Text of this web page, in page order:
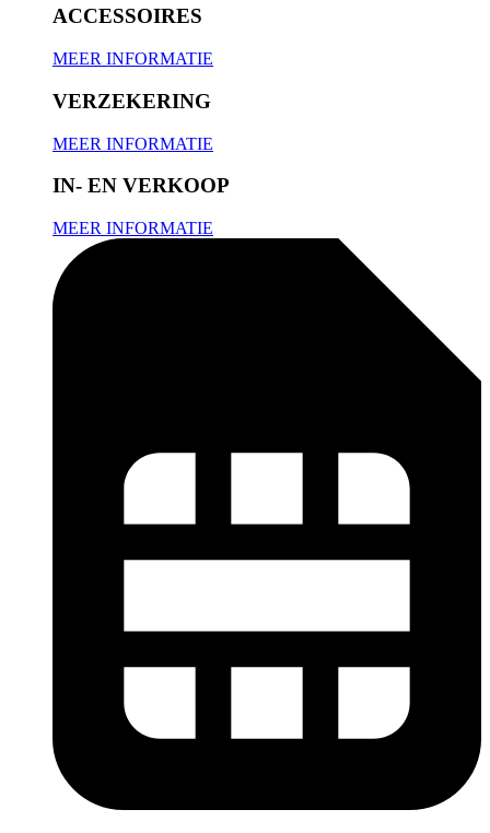
ACCESSOIRES
MEER INFORMATIE
VERZEKERING
MEER INFORMATIE
IN- EN VERKOOP
MEER INFORMATIE